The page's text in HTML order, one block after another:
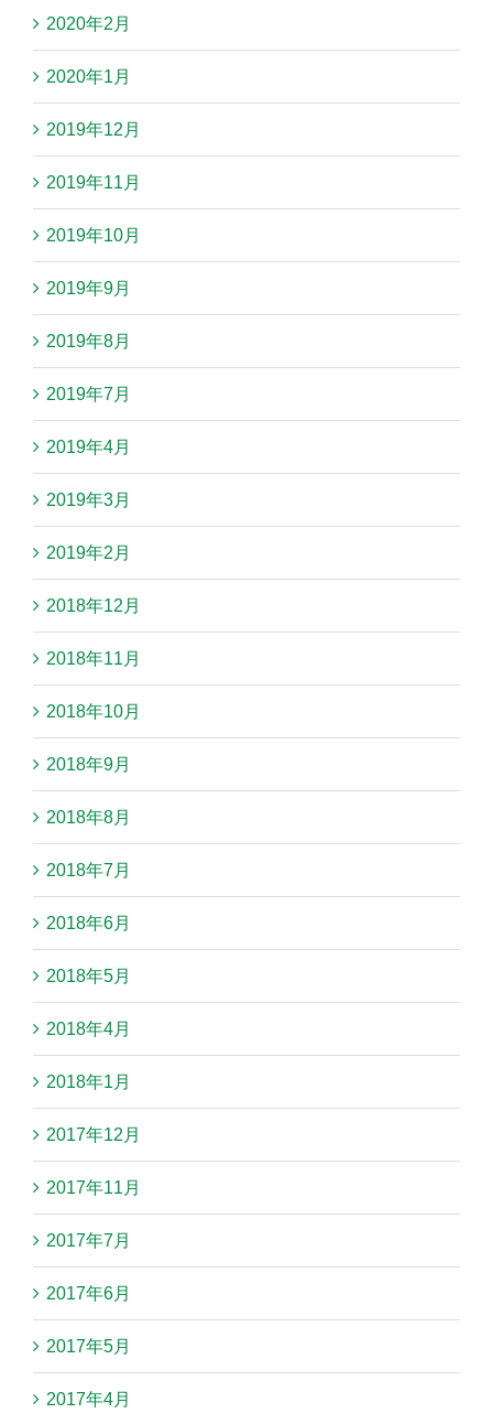
2020年2月
2020年1月
2019年12月
2019年11月
2019年10月
2019年9月
2019年8月
2019年7月
2019年4月
2019年3月
2019年2月
2018年12月
2018年11月
2018年10月
2018年9月
2018年8月
2018年7月
2018年6月
2018年5月
2018年4月
2018年1月
2017年12月
2017年11月
2017年7月
2017年6月
2017年5月
2017年4月